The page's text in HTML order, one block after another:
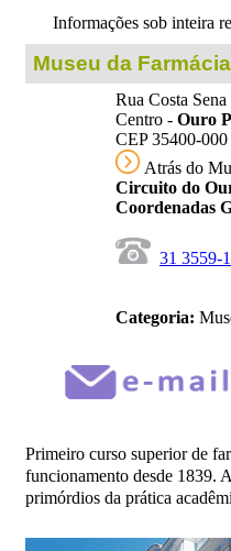
Informações sob inteira
Museu da Farmácia
Rua Costa
Centro - Ouro
CEP 35400-000
Atrás do
Circuito do
Coordenadas
31 3559-
Categoria:
Primeiro curso superior de
funcionamento desde 1839.
primórdios da prática